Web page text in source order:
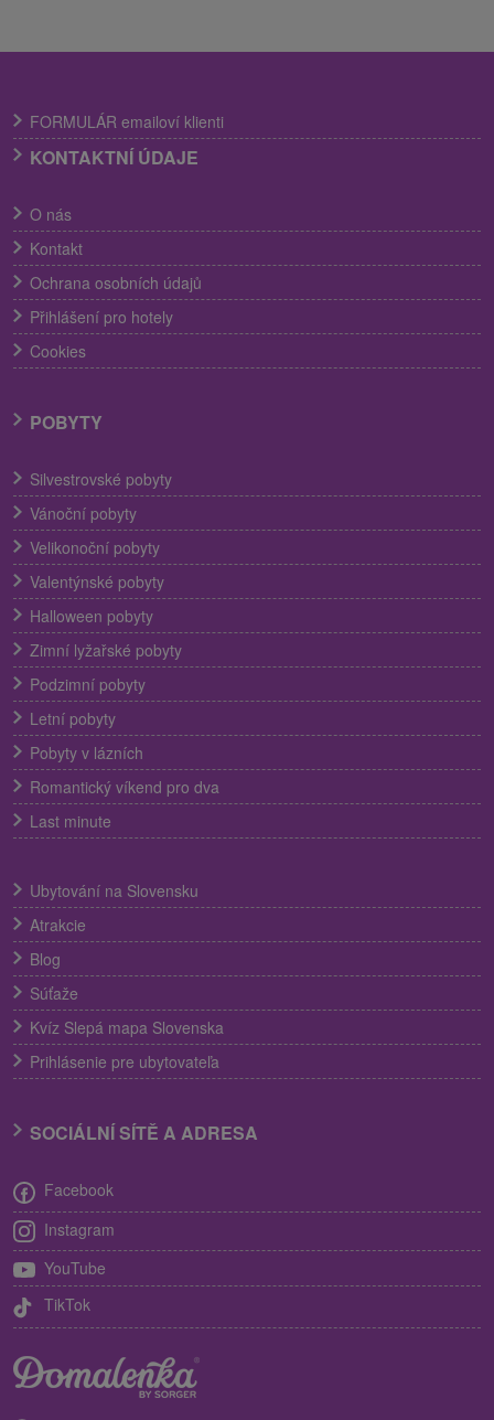
FORMULÁR emailoví klienti
KONTAKTNÍ ÚDAJE
O nás
Kontakt
Ochrana osobních údajů
Přihlášení pro hotely
Cookies
POBYTY
Silvestrovské pobyty
Vánoční pobyty
Velikonoční pobyty
Valentýnské pobyty
Halloween pobyty
Zimní lyžařské pobyty
Podzimní pobyty
Letní pobyty
Pobyty v lázních
Romantický víkend pro dva
Last minute
Ubytování na Slovensku
Atrakcie
Blog
Súťaže
Kvíz Slepá mapa Slovenska
Prihlásenie pre ubytovateľa
SOCIÁLNÍ SÍTĚ A ADRESA
Facebook
Instagram
YouTube
TikTok